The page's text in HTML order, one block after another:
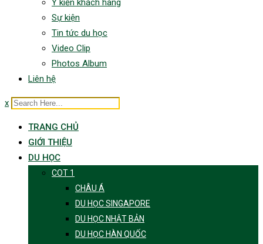
Ý kiến khách hàng
Sự kiện
Tin tức du học
Video Clip
Photos Album
Liên hệ
x
TRANG CHỦ
GIỚI THIỆU
DU HỌC
COT 1
CHÂU Á
DU HỌC SINGAPORE
DU HỌC NHẬT BẢN
DU HỌC HÀN QUỐC